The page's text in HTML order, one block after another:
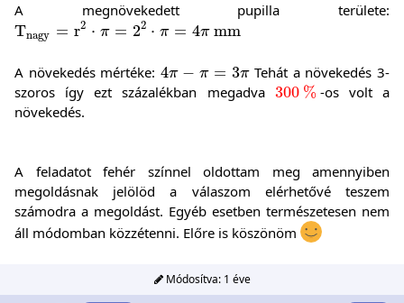
A megnövekedett pupilla területe:
Tnagy = r2 ⋅ π = 22 ⋅ π = 4π mm
Tnagy 2⋅π=22⋅π=4π mm
A növekedés mértéke:4π − π = 3π
4π =3π
Tehát a növekedés 3-
szoros így ezt százalékban megadva 300 %
300 % -os volt a
növekedés.
A feladatot fehér színnel oldottam meg amennyiben
megoldásnak jelölöd a válaszom elérhetővé teszem
számodra a megoldást. Egyéb esetben természetesen nem
áll módomban közzétenni. Előre is köszönöm
Módosítva: 1 éve